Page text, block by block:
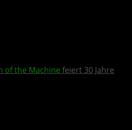
of the Machine feiert 30 Jahre